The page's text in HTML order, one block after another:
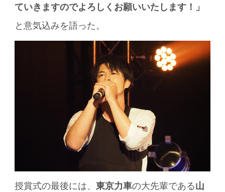
ていきますのでよろしくお願いいたします！」
と意気込みを語った。
授賞式の最後には、東京力車の大先輩である山